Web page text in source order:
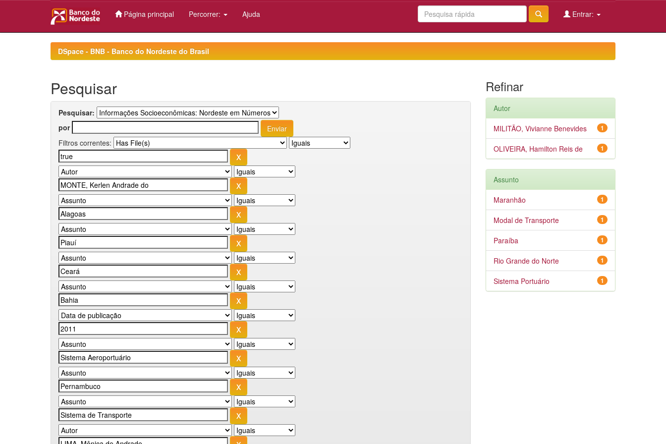
Página principal Percorrer: Ajuda Entrar:
DSpace - BNB - Banco do Nordeste do Brasil
Pesquisar
Pesquisar:
por
Filtros correntes:
Refinar
Autor
1
MILITÃO, Vivianne Benevides
1
OLIVEIRA, Hamilton Reis de
Assunto
1
Maranhão
1
Modal de Transporte
1
Paraíba
1
Rio Grande do Norte
1
Sistema Portuário